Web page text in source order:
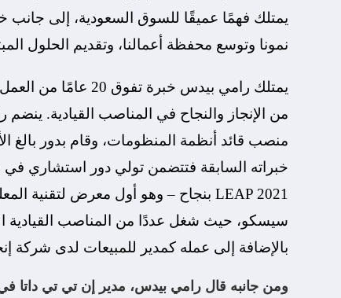
يمتلك فهمًا عميقًا للسوق السعودية، إلى جانب
نمونا وتوسع محفظة أعمالنا، وتقديم الحلول
يمتلك رامي بيدس
من الإنجاز والنجاح في المناصب القيادية.
منصب قائد أنظمة المنظومات، وقام بدور بالغ
خبراته السابقة فتتضمن تولي دور استشاري في
سيسكو، حيث شغل عددًا من المناصب القيادية
بالإضافة إلى عمله كمدير للمبيعات لدى شركة
ومن جانبه قال رامي بيدس، مدير إن تي تي داتا في